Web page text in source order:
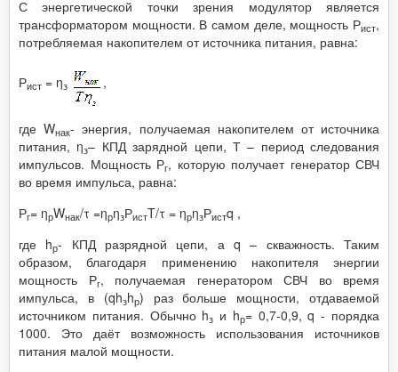
С энергетической точки зрения модулятор является
трансформатором мощности. В самом деле, мощность Рист,
потребляемая накопителем от источника питания, равна:
Рист = ηз ,
где Wнак- энергия, получаемая накопителем от источника
питания, ηз– КПД зарядной цепи, Т – период следования
импульсов. Мощность Рг, которую получает генератор СВЧ
во время импульса, равна:
Рг= ηрWнак/τ =ηрηзРистT/τ = ηрηзРистq ,
где hр- КПД разрядной цепи, а q – скважность. Таким
образом, благодаря применению накопителя энергии
мощность Рг, получаемая генератором СВЧ во время
импульса, в (qhзhр) раз больше мощности, отдаваемой
источником питания. Обычно hз и hр= 0,7-0,9, q - порядка
1000. Это даёт возможность использования источников
питания малой мощности.